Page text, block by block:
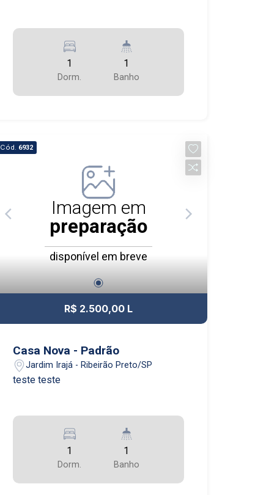
1
Dorm.
1
Banho
Cód. 6932
Imagem em
preparação
disponível em breve
R$ 2.500,00 L
Casa Nova - Padrão
Jardim Irajá - Ribeirão Preto/SP
teste teste
1
Dorm.
1
Banho